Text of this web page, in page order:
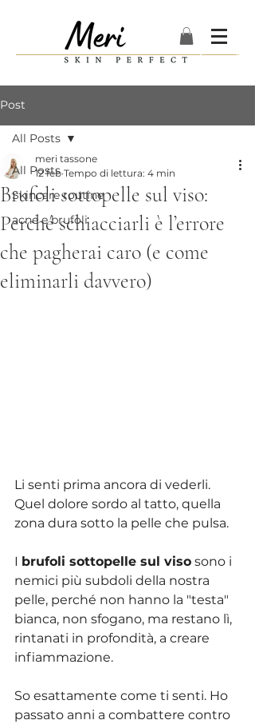
Post
All Posts
Skincare routine
acne e brufoli
All Posts
Brufoli sottopelle sul viso:
Perché schiacciarli è l’errore
che pagherai caro (e come
eliminarli davvero)
meri tassone
12 feb Tempo di lettura: 4 min
Li senti prima ancora di vederli.
Quel dolore sordo al tatto, quella
zona dura sotto la pelle che pulsa.
I brufoli sottopelle sul viso sono i
nemici più subdoli della nostra
pelle, perché non hanno la "testa"
bianca, non sfogano, ma restano lì,
rintanati in profondità, a creare
infiammazione.
So esattamente come ti senti. Ho
passato anni a combattere contro